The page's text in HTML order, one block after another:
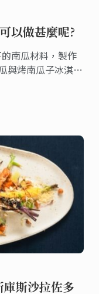
以做甚麼呢?
南瓜材料，製作
與烤南瓜子冰淇淋
斯沙拉佐多